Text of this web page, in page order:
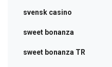
svensk casino
sweet bonanza
sweet bonanza TR